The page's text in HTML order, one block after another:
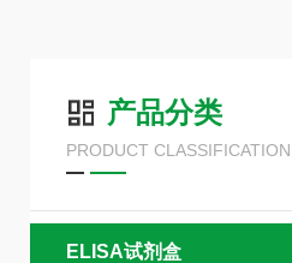
产品分类
PRODUCT CLASSIFICATION
ELISA试剂盒